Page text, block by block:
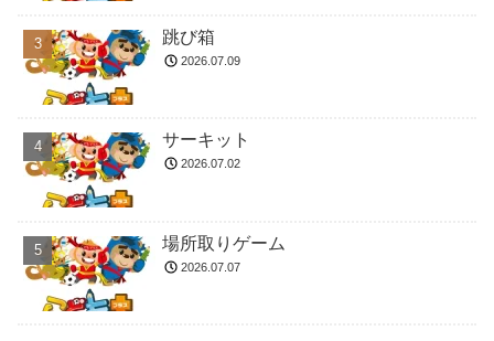
跳び箱
2026.07.09
サーキット
2026.07.02
場所取りゲーム
2026.07.07